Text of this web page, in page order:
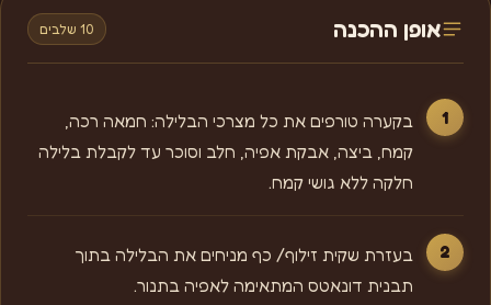
אופן ההכנה 10 שלבים
בקערה טורפים את כל מצרכי הבלילה: חמאה רכה,
קמח, ביצה, אבקת אפיה, חלב וסוכר עד לקבלת בלילה
חלקה ללא גושי קמח.
בעזרת שקית זילוף/ כף מניחים את הבלילה בתוך
תבנית דונאטס המתאימה לאפיה בתנור.